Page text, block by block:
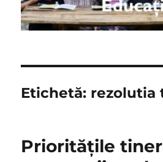
Etichetă: rezolutia
Prioritățile